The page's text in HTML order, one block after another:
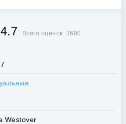
Всего оценок: 3600
Westover